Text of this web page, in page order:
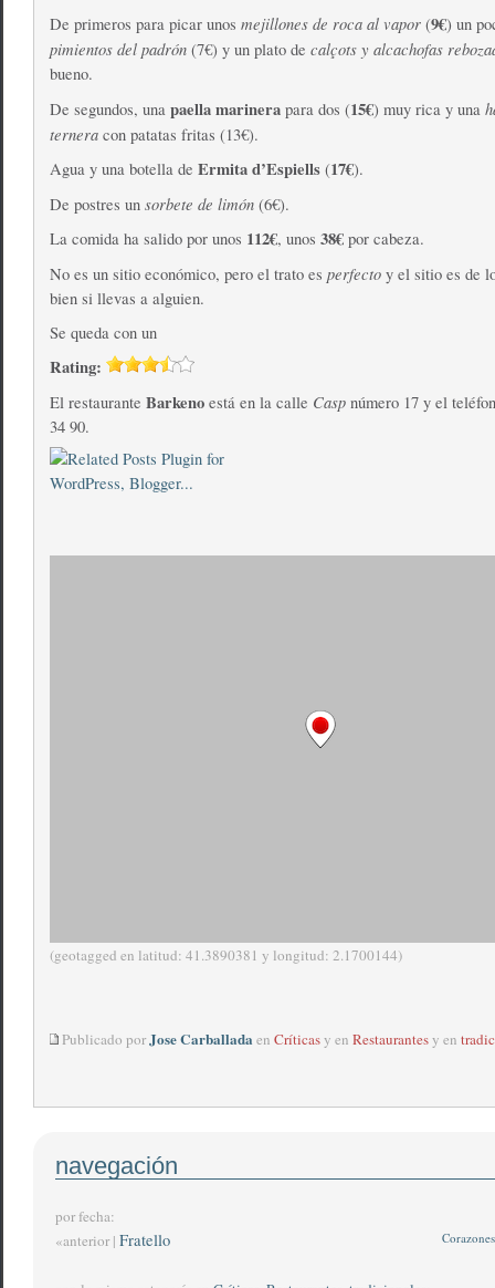
De primeros para picar unos mejillones de roca al vapor(9€) un
pimientos del padrón (7€) y un plato de calçots y alcachofas
bueno.
De segundos, una paella marinerapara dos (15€) muy rica y una
terneracon patatas fritas (13€).
Agua y una botella de Ermita d’Espiells(17€).
De postres un sorbete de limón(6€).
La comida ha salido por unos 112€, unos 38€ por cabeza.
No es un sitio económico, pero el trato es perfecto y el sitio es de
bien si llevas a alguien.
Se queda con un
Rating:
El restaurante Barkeno está en la calle Casp número 17 y el
34 90.
(geotagged en latitud: 41.3890381 y longitud: 2.1700144)
Publicado porJose Carballadaen Críticasy en Restaurantesy en
navegación
por fecha:
«anterior | Fratello